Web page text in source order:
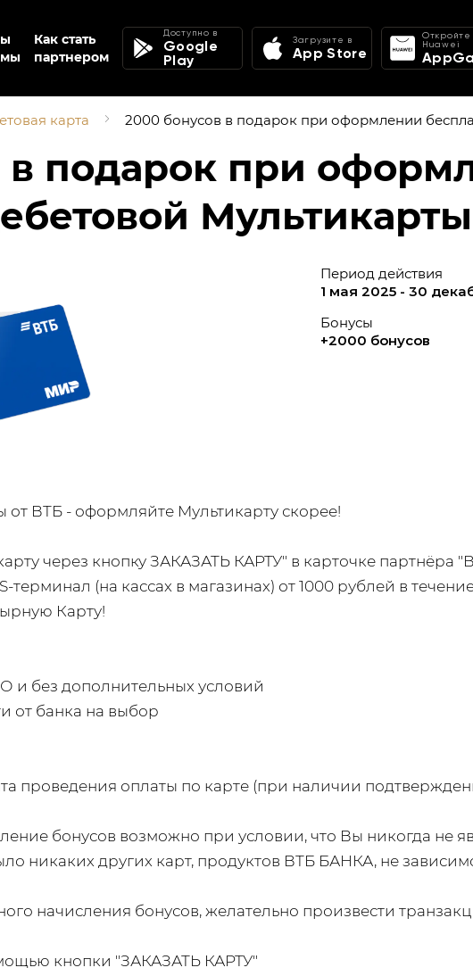
Как стать
партнером
Доступно в
Google
Play
Загрузите в
App Store
Откройте
Huawei
карта 2000 бонусов в подарок при оформлении
в подарок при
Период действия
1 мая 2025 - 30
Бонусы
+2000 бонусов
от ВТБ - оформляйте Мультикарту скорее!
через кнопку ЗАКАЗАТЬ КАРТУ" в карточке партнёра
терминал (на кассах в магазинах) от 1000 рублей в
Карту!
без дополнительных условий
от банка на выбор
проведения оплаты по карте (при наличии
бонусов возможно при условии, что Вы никогда не
никаких других карт, продуктов ВТБ БАНКА, не
начисления бонусов, желательно произвести
кнопки "ЗАКАЗАТЬ КАРТУ"